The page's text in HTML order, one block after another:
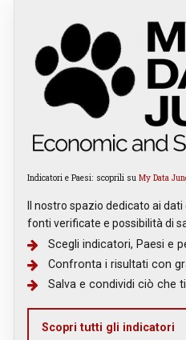
Indicatori e Paesi: scoprili su My Data
Il nostro spazio dedicato ai
fonti verificate e possibilità di
Scegli indicatori, Paesi e
Confronta i risultati con
Salva e condividi ciò che
Scopri tutti gli indicatori